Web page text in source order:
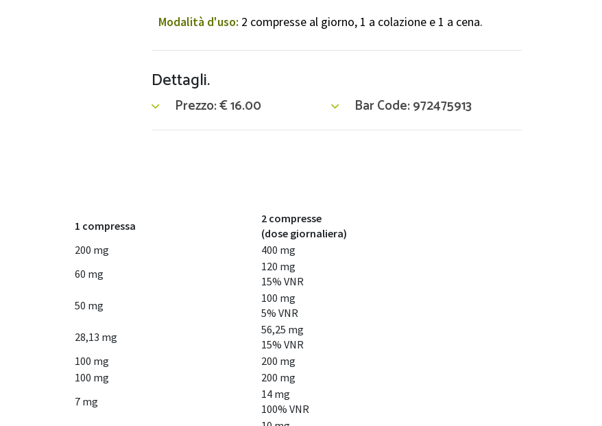
Modalità d'uso: 2 compresse al giorno, 1 a colazione e 1 a cena.
Dettagli.
Prezzo:€16.00 Bar Code: 972475913
1 compressa
2 compresse
(dose giornaliera)
200 mg
400 mg
60 mg
120 mg
15% VNR
50 mg
100 mg
5% VNR
28,13 mg
56,25 mg
15% VNR
100 mg
200 mg
100 mg
200 mg
7 mg
14 mg
100% VNR